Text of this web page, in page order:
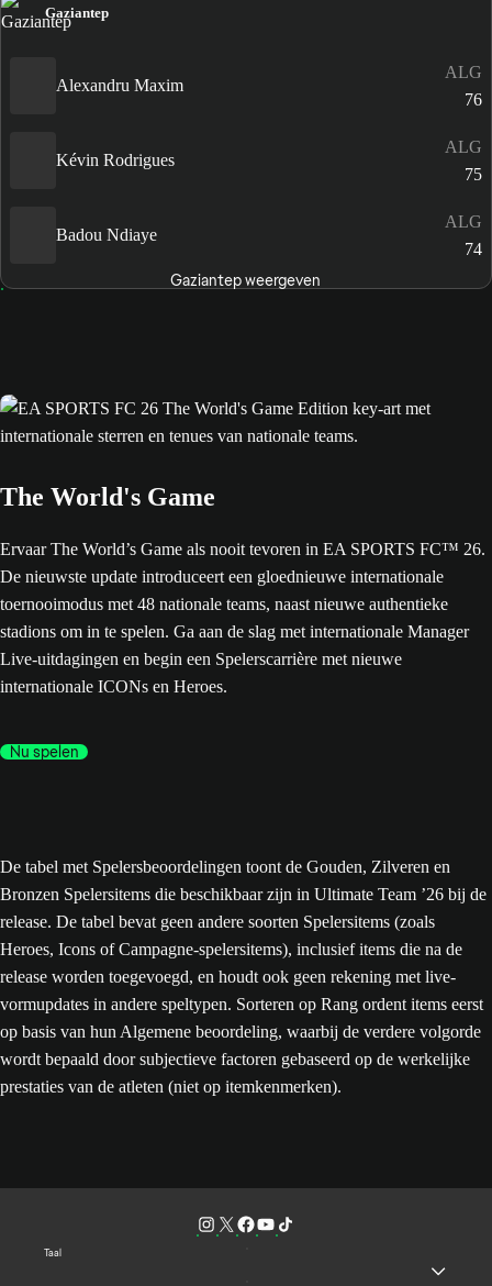
Gaziantep
Alexandru Maxim
ALG
76
Kévin Rodrigues
ALG
75
Badou Ndiaye
ALG
74
Gaziantep weergeven
The World's Game
Ervaar The World’s Game als nooit tevoren in EA SPORTS FC™ 26.
De nieuwste update introduceert een gloednieuwe internationale
toernooimodus met 48 nationale teams, naast nieuwe authentieke
stadions om in te spelen. Ga aan de slag met internationale Manager
Live-uitdagingen en begin een Spelerscarrière met nieuwe
internationale ICONs en Heroes.
Nu spelen
De tabel met Spelersbeoordelingen toont de Gouden, Zilveren en
Bronzen Spelersitems die beschikbaar zijn in Ultimate Team ’26 bij de
release. De tabel bevat geen andere soorten Spelersitems (zoals
Heroes, Icons of Campagne-spelersitems), inclusief items die na de
release worden toegevoegd, en houdt ook geen rekening met live-
vormupdates in andere speltypen. Sorteren op Rang ordent items eerst
op basis van hun Algemene beoordeling, waarbij de verdere volgorde
wordt bepaald door subjectieve factoren gebaseerd op de werkelijke
prestaties van de atleten (niet op itemkenmerken).
Taal